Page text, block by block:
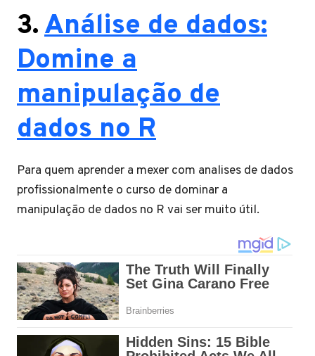
3.Análise de dados:
Domine a
manipulação de
dados no R
Para quem aprender a mexer com analises de dados
profissionalmente o curso de dominar a
manipulação de dados no R vai ser muito útil.